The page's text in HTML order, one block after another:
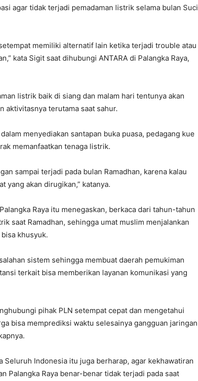
agar tidak terjadi pemadaman listrik selama bulan Suci
memiliki alternatif lain ketika terjadi trouble atau
kata Sigit saat dihubungi ANTARA di Palangka Raya,
listrik baik di siang dan malam hari tentunya akan
aktivitasnya terutama saat sahur.
menyediakan santapan buka puasa, pedagang kue
memanfaatkan tenaga listrik.
sampai terjadi pada bulan Ramadhan, karena kalau
yang akan dirugikan,” katanya.
Raya itu menegaskan, berkaca dari tahun-tahun
saat Ramadhan, sehingga umat muslim menjalankan
khusyuk.
sistem sehingga membuat daerah pemukiman
terkait bisa memberikan layanan komunikasi yang
pihak PLN setempat cepat dan mengetahui
bisa memprediksi waktu selesainya gangguan jaringan
Seluruh Indonesia itu juga berharap, agar kekhawatiran
Palangka Raya benar-benar tidak terjadi pada saat